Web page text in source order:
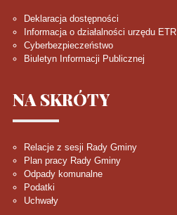
Deklaracja dostępności
Informacja o działalności urzędu ETR
Cyberbezpieczeństwo
Biuletyn Informacji Publicznej
NA SKRÓTY
Relacje z sesji Rady Gminy
Plan pracy Rady Gminy
Odpady komunalne
Podatki
Uchwały